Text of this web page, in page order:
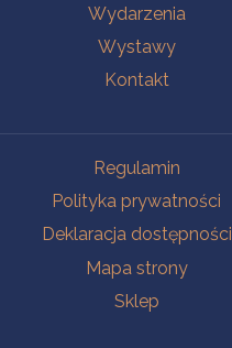
Wydarzenia
Wystawy
Kontakt
Regulamin
Polityka prywatności
Deklaracja dostępności
Mapa strony
Sklep